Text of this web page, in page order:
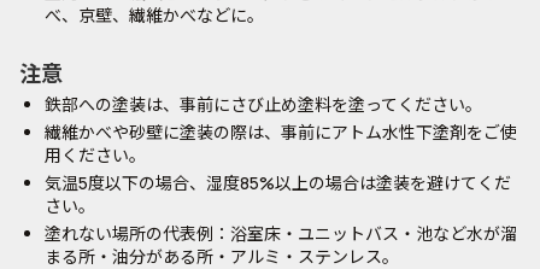
べ、京壁、繊維かべなどに。
注意
鉄部への塗装は、事前にさび止め塗料を塗ってください。
繊維かべや砂壁に塗装の際は、事前にアトム水性下塗剤をご使
用ください。
気温5度以下の場合、湿度85%以上の場合は塗装を避けてくだ
さい。
塗れない場所の代表例：浴室床・ユニットバス・池など水が溜
まる所・油分がある所・アルミ・ステンレス。